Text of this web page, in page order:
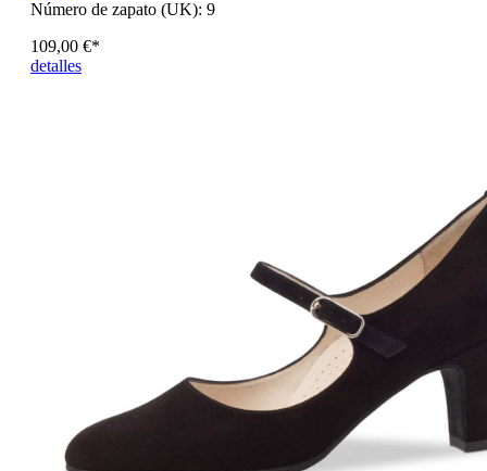
Número de zapato (UK): 9
109,00 €*
detalles